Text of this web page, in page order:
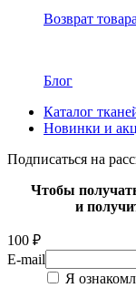
Возврат товара
Блог
Каталог
Новинки и
Подписаться на
Чтобы
и
100 ₽
E-mail
Я